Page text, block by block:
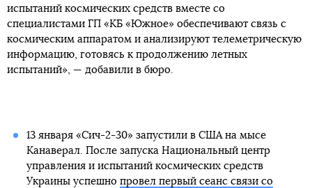
испытаний космических средств вместе со
специалистами ГП «КБ «Южное» обеспечивают связь с
космическим аппаратом и анализируют телеметрическую
информацию, готовясь к продолжению летных
испытаний», — добавили в бюро.
13 января «Сич-2-30» запустили в США на мысе
Канаверал. После запуска Национальный центр
управления и испытаний космических средств
Украины успешно провел первый сеанс связи со